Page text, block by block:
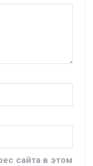
сайта в этом